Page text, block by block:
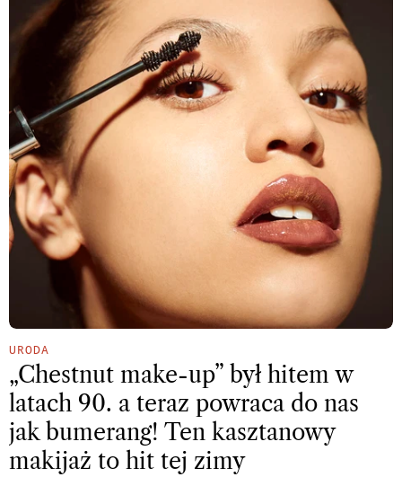
URODA
„Chestnut make-up” był hitem w
latach 90. a teraz powraca do nas
jak bumerang! Ten kasztanowy
makijaż to hit tej zimy